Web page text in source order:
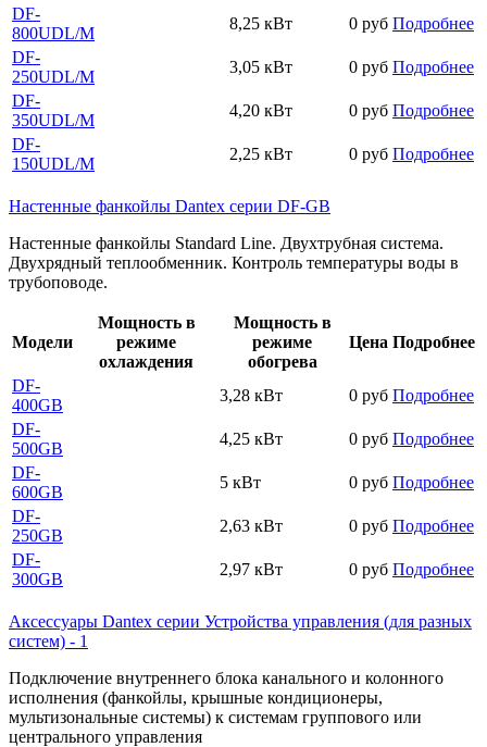
DF-
800UDL/M
8,25 кВт 0 руб Подробнее
DF-
250UDL/M
3,05 кВт 0 руб Подробнее
DF-
350UDL/M
4,20 кВт 0 руб Подробнее
DF-
150UDL/M
2,25 кВт 0 руб Подробнее
Настенные фанкойлы Dantex серии DF-GB
Настенные фанкойлы Standard Line. Двухтрубная система.
Двухрядный теплообменник. Контроль температуры воды в
трубоповоде.
Модели
Мощность в
режиме
охлаждения
Мощность в
режиме
обогрева
Цена Подробнее
DF-
400GB
3,28 кВт 0 руб Подробнее
DF-
500GB
4,25 кВт 0 руб Подробнее
DF-
600GB
5 кВт 0 руб Подробнее
DF-
250GB
2,63 кВт 0 руб Подробнее
DF-
300GB
2,97 кВт 0 руб Подробнее
Аксессуары Dantex серии Устройства управления (для разных
систем) - 1
Подключение внутреннего блока канального и колонного
исполнения (фанкойлы, крышные кондиционеры,
мультизональные системы) к системам группового или
центрального управления